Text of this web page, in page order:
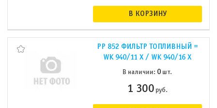
В КОРЗИНУ
PP 852 ФИЛЬТР ТОПЛИВНЫЙ =
WK 940/11 X / WK 940/16 X
В наличии: 0 шт.
1 300руб.